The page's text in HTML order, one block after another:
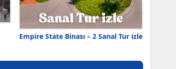
Empire State Binası – 2 Sanal Tur izle